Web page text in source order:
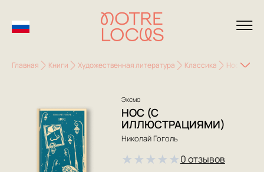
Главная Книги Художественная литература Классика Нос (с
Эксмо
НОС (С
ИЛЛЮСТРАЦИЯМИ)
Николай Гоголь
★★★★★0 отзывов